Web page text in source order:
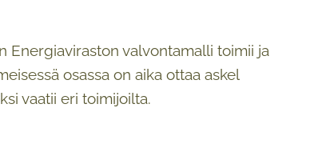
Energiaviraston valvontamalli toimii ja
osassa on aika ottaa askel
vaatii eri toimijoilta.